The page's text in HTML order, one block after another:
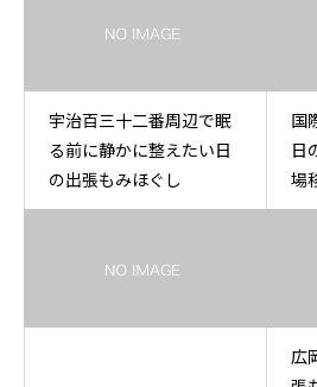
宇治百三十二番周辺で眠
る前に静かに整えたい日
の出張もみほぐし
国
日
場
め
広